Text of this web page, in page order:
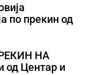
по прекин од
НА
од Центар и